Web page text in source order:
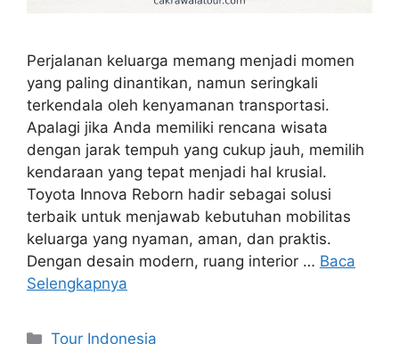
Perjalanan keluarga memang menjadi momen
yang paling dinantikan, namun seringkali
terkendala oleh kenyamanan transportasi.
Apalagi jika Anda memiliki rencana wisata
dengan jarak tempuh yang cukup jauh, memilih
kendaraan yang tepat menjadi hal krusial.
Toyota Innova Reborn hadir sebagai solusi
terbaik untuk menjawab kebutuhan mobilitas
keluarga yang nyaman, aman, dan praktis.
Dengan desain modern, ruang interior … Baca
Selengkapnya
Kategori
Tour Indonesia